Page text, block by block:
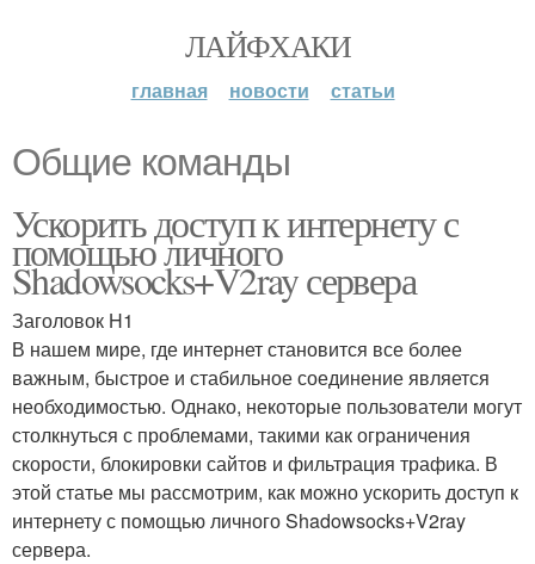
ЛАЙФХАКИ
главная новости статьи
Общие команды
Ускорить доступ к интернету с
помощью личного
Shadowsocks+V2ray сервера
Заголовок H1
В нашем мире, где интернет становится все более
важным, быстрое и стабильное соединение является
необходимостью. Однако, некоторые пользователи могут
столкнуться с проблемами, такими как ограничения
скорости, блокировки сайтов и фильтрация трафика. В
этой статье мы рассмотрим, как можно ускорить доступ к
интернету с помощью личного Shadowsocks+V2ray
сервера.